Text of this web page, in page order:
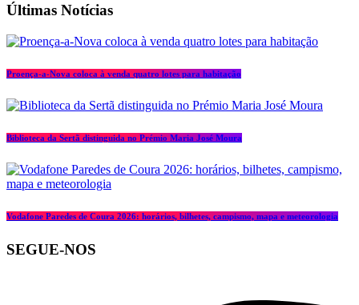
Últimas Notícias
Proença-a-Nova coloca à venda quatro lotes para habitação
Biblioteca da Sertã distinguida no Prémio Maria José Moura
Vodafone Paredes de Coura 2026: horários, bilhetes, campismo, mapa e meteorologia
SEGUE-NOS